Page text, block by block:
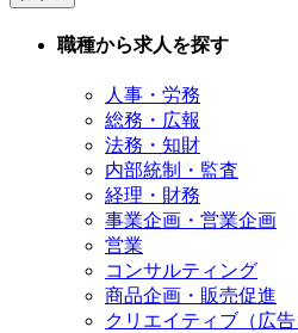
職種から求人を探す
人事・労務
総務・広報
法務・知財
内部統制・監査
経理・財務
事業企画・営業企画
営業
コンサルティング
商品企画・販売促進
クリエイティブ（広告